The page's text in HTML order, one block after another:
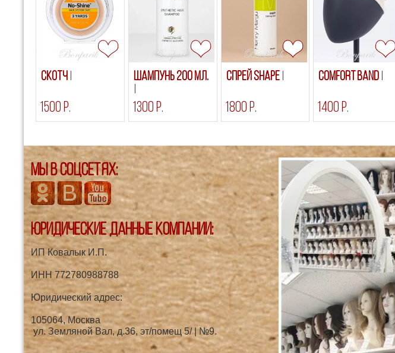
Скотч
1500 р.
Шампунь 200 мл.
1300 р.
Спрей SHAPE
1800 р.
Comfort Band
1400 р.
Мы в соцсетях:
Юридические данные компании:
ИП Ковалык И.П.
ИНН 772780988788
Юридический адрес:
105064, Москва
ул. Земляной Вал, д.36, эт/помещ 5/ | №9.